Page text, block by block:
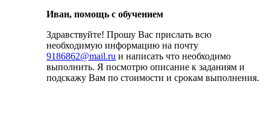
Иван, помощь с обучением
Здравствуйте! Прошу Вас прислать всю
необходимую информацию на почту
9186862@mail.ru и написать что необходимо
выполнить. Я посмотрю описание к заданиям и
подскажу Вам по стоимости и срокам выполнения.